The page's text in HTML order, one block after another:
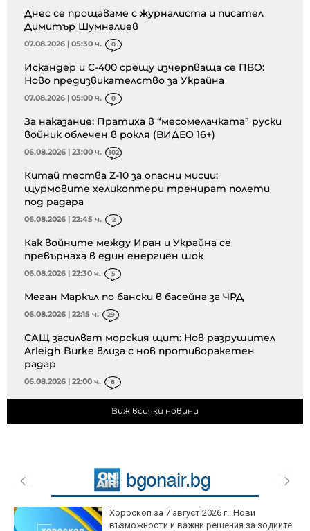
Днес се прощаваме с журналиста и писател
Димитър Шумналиев
07.08.2026 | 05:30 ч. 0
Искандер и С-400 срещу изчерпваща се ПВО:
Ново предизвикателство за Украйна
07.08.2026 | 05:00 ч. 0
За наказание: Пратиха в “месомелачката” руски
войник облечен в рокля (ВИДЕО 16+)
06.08.2026 | 23:00 ч. 102
Китай тества Z-10 за опасни мисии:
щурмовите хеликоптери тренират полети
под радара
06.08.2026 | 22:45 ч. 2
Как войните между Иран и Украйна се
превърнаха в един енергиен шок
06.08.2026 | 22:30 ч. 5
Меган Маркъл по бански в басейна за ЧРД
06.08.2026 | 22:15 ч. 29
САЩ засилват морския щит: Нов разрушител
Arleigh Burke влиза с нов противоракетен
радар
06.08.2026 | 22:00 ч. 8
Виж всички новини
Хороскоп за 7 август 2026 г.: Нови
възможности и важни решения за зодиите